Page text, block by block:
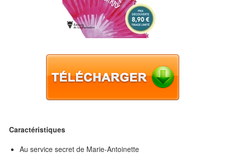
Caractéristiques
Au service secret de Marie-Antoinette